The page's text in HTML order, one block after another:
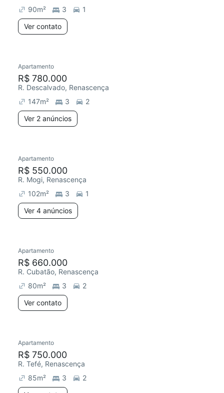
90m² 3
1
Ver contato
Apartamento
R$ 780.000
R. Descalvado, Renascença
147m² 3
2
Ver 2 anúncios
Apartamento
R$ 550.000
R. Mogi, Renascença
102m² 3
1
Ver 4 anúncios
Apartamento
R$ 660.000
R. Cubatão, Renascença
80m² 3
2
Ver contato
Apartamento
R$ 750.000
R. Tefé, Renascença
85m² 3
2